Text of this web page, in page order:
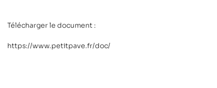
Télécharger le document :
https://www.petitpave.fr/doc/